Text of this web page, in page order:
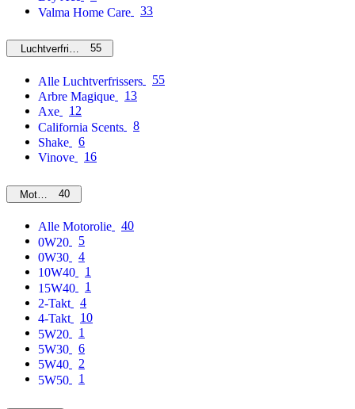
Valma Home Care
33
Luchtverfrissers55
Alle Luchtverfrissers
55
Arbre Magique
13
Axe
12
California Scents
8
Shake
6
Vinove
16
Motorolie40
Alle Motorolie
40
0W20
5
0W30
4
10W40
1
15W40
1
2-Takt
4
4-Takt
10
5W20
1
5W30
6
5W40
2
5W50
1